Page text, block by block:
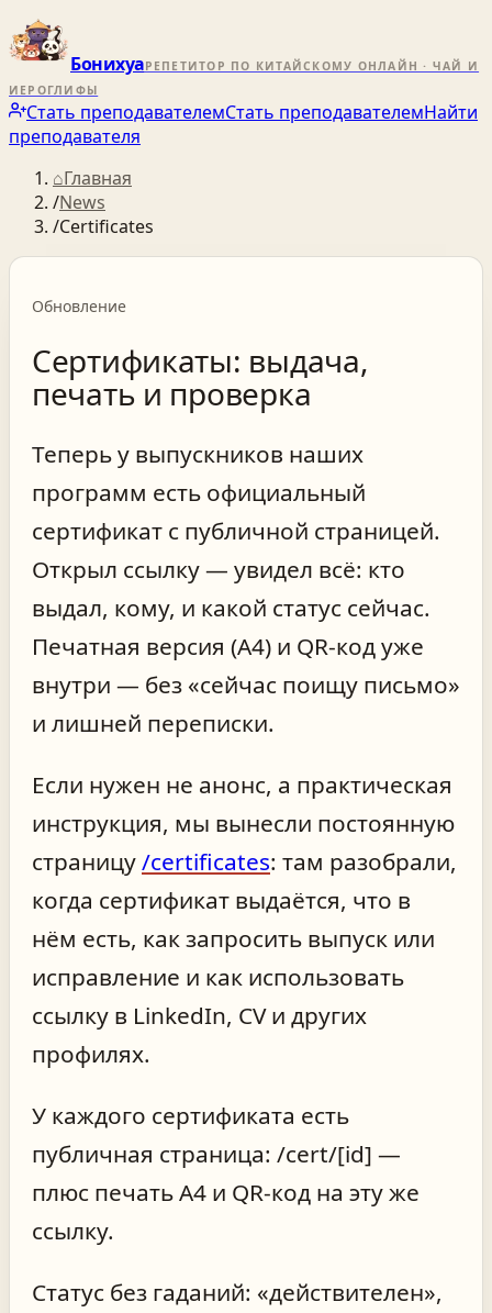
БонихуаРЕПЕТИТОР ПО КИТАЙСКОМУ ОНЛАЙН · ЧАЙ И
ИЕРОГЛИФЫ
Стать преподавателемСтать преподавателемНайти
преподавателя
⌂Главная
/News
/Certificates
Обновление
Сертификаты: выдача,
печать и проверка
Теперь у выпускников наших
программ есть официальный
сертификат с публичной страницей.
Открыл ссылку — увидел всё: кто
выдал, кому, и какой статус сейчас.
Печатная версия (A4) и QR‑код уже
внутри — без «сейчас поищу письмо»
и лишней переписки.
Если нужен не анонс, а практическая
инструкция, мы вынесли постоянную
страницу/certificates: там разобрали,
когда сертификат выдаётся, что в
нём есть, как запросить выпуск или
исправление и как использовать
ссылку в LinkedIn, CV и других
профилях.
У каждого сертификата есть
публичная страница: /cert/[id] —
плюс печать A4 и QR‑код на эту же
ссылку.
Статус без гаданий: «действителен»,